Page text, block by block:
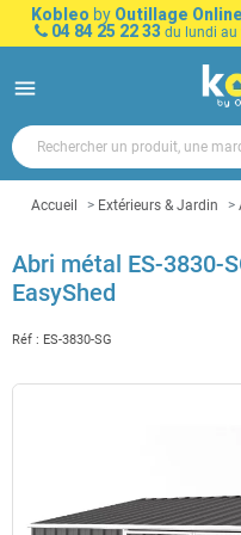
Kobleo by Outillage Online
04 84 25 22 33 du lundi au
menu
Accueil Extérieurs & Jardin
Abri métal ES-3830-
EasyShed
Réf : ES-3830-SG